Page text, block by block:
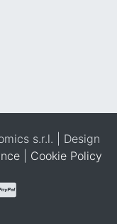
s.r.l. | Design
Cookie Policy